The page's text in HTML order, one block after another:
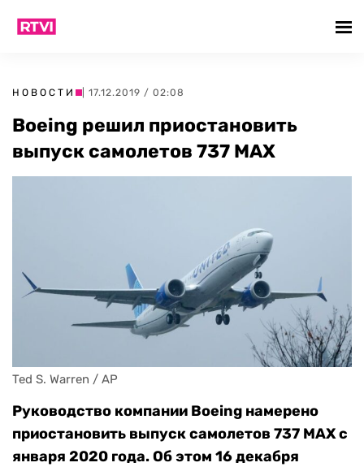
НОВОСТИ | 17.12.2019 / 02:08
Boeing решил приостановить
выпуск самолетов 737 MAX
Ted S. Warren / AP
Руководство компании Boeing намерено
приостановить выпуск самолетов 737 MAX с
января 2020 года. Об этом 16 декабря